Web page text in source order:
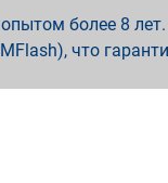
более 8
что